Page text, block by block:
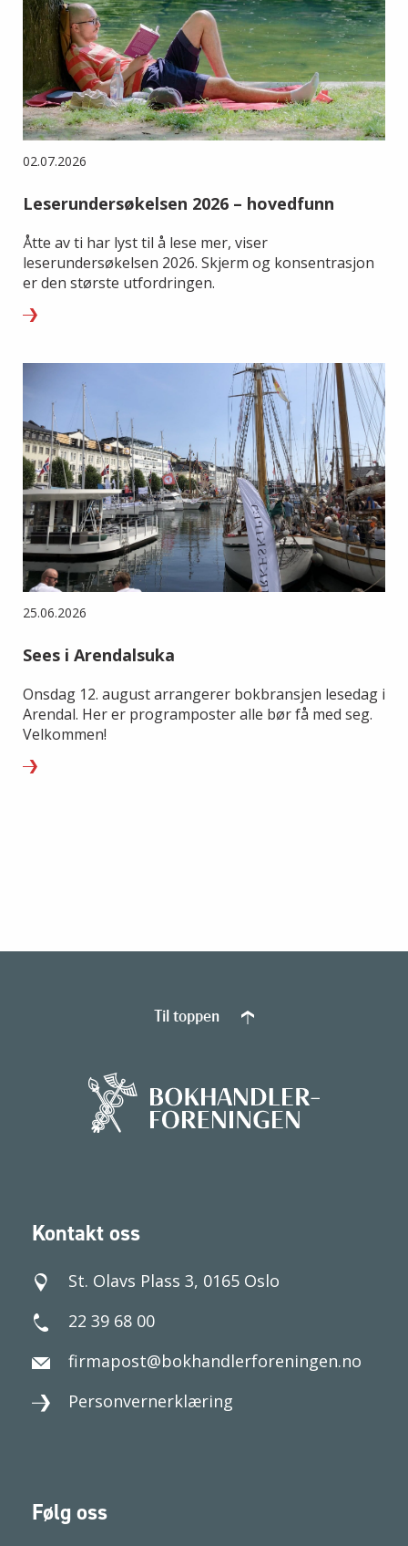
02.07.2026
Leserundersøkelsen 2026 – hovedfunn
Åtte av ti har lyst til å lese mer, viser
leserundersøkelsen 2026. Skjerm og konsentrasjon
er den største utfordringen.
25.06.2026
Sees i Arendalsuka
Onsdag 12. august arrangerer bokbransjen lesedag i
Arendal. Her er programposter alle bør få med seg.
Velkommen!
Kontakt oss
St. Olavs Plass 3, 0165 Oslo
22 39 68 00
firmapost@bokhandlerforeningen.no
Personvernerklæring
Følg oss
Til toppen